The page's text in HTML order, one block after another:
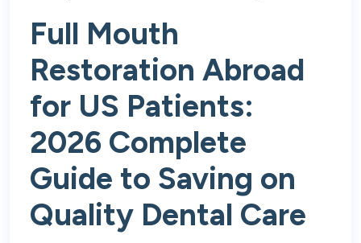
Full Mouth
Restoration Abroad
for US Patients:
2026 Complete
Guide to Saving on
Quality Dental Care